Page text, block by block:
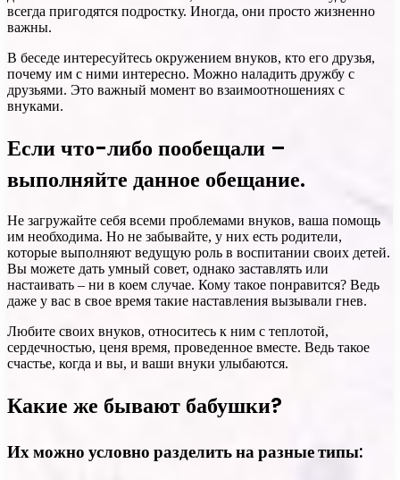
всегда пригодятся подростку. Иногда, они просто жизненно
важны.
В беседе интересуйтесь окружением внуков, кто его друзья,
почему им с ними интересно. Можно наладить дружбу с
друзьями. Это важный момент во взаимоотношениях с
внуками.
Если что-либо пообещали –
выполняйте данное обещание.
Не загружайте себя всеми проблемами внуков, ваша помощь
им необходима. Но не забывайте, у них есть родители,
которые выполняют ведущую роль в воспитании своих детей.
Вы можете дать умный совет, однако заставлять или
настаивать – ни в коем случае. Кому такое понравится? Ведь
даже у вас в свое время такие наставления вызывали гнев.
Любите своих внуков, относитесь к ним с теплотой,
сердечностью, ценя время, проведенное вместе. Ведь такое
счастье, когда и вы, и ваши внуки улыбаются.
Какие же бывают бабушки?
Их можно условно разделить на разные типы: